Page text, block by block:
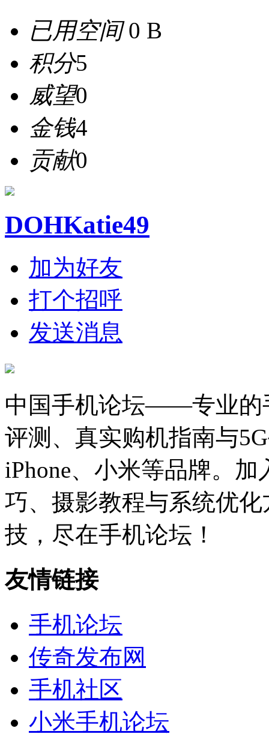
已用空间0 B
积分5
威望0
金钱4
贡献0
DOHKatie49
加为好友
打个招呼
发送消息
中国手机论坛——专业的
评测、真实购机指南与
iPhone、小米等品牌。
巧、摄影教程与系统优
技，尽在手机论坛！
友情链接
手机论坛
传奇发布网
手机社区
小米手机论坛